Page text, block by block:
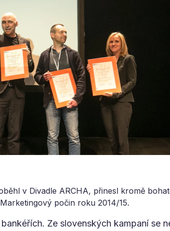
v Divadle ARCHA, přinesl kromě
počin roku 2014/15.
Ze slovenských kampaní se